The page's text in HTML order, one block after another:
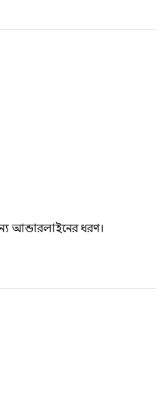
আন্ডারলাইনের ধরণ।